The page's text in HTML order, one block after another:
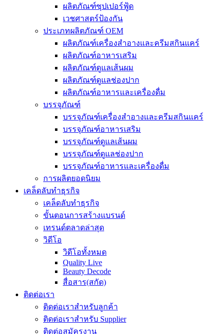
ผลิตภัณฑ์ซุปเปอร์ฟู้ด
เวชศาสตร์ป้องกัน
ประเภทผลิตภัณฑ์ OEM
ผลิตภัณฑ์เครื่องสำอางและครีมสกินแคร์
ผลิตภัณฑ์อาหารเสริม
ผลิตภัณฑ์ดูแลเส้นผม
ผลิตภัณฑ์ดูแลช่องปาก
ผลิตภัณฑ์อาหารและเครื่องดื่ม
บรรจุภัณฑ์
บรรจุภัณฑ์เครื่องสำอางและครีมสกินแคร์
บรรจุภัณฑ์อาหารเสริม
บรรจุภัณฑ์ดูแลเส้นผม
บรรจุภัณฑ์ดูแลช่องปาก
บรรจุภัณฑ์อาหารและเครื่องดื่ม
การผลิตยอดนิยม
เคล็ดลับทำธุรกิจ
เคล็ดลับทำธุรกิจ
ขั้นตอนการสร้างแบรนด์
เทรนด์ตลาดล่าสุด
วิดีโอ
วิดีโอทั้งหมด
Quality Live
Beauty Decode
สื่อสาร(สกัด)
ติดต่อเรา
ติดต่อเราสำหรับลูกค้า
ติดต่อเราสำหรับ Supplier
ติดต่อสมัครงาน